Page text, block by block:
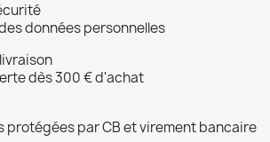
données personnelles
dès 300 € d'achat
protégées par CB et virement bancaire